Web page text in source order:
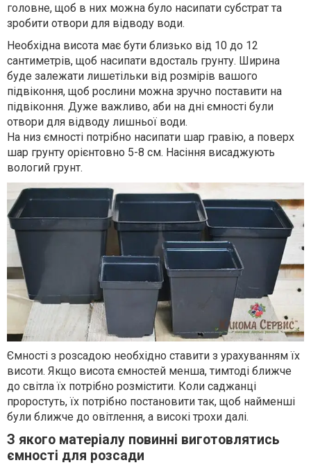
головне, щоб в них можна було насипати субстрат та
зробити отвори для відводу води.
Необхідна висота має бути близько від 10 до 12
сантиметрів, щоб насипати вдосталь грунту. Ширина
буде залежати лишетільки від розмірів вашого
підвіконня, щоб рослини можна зручно поставити на
підвіконня. Дуже важливо, аби на дні ємності були
отвори для відводу лишньої води.
На низ ємності потрібно насипати шар гравію, а поверх
шар грунту орієнтовно 5-8 см. Насіння висаджують
вологий грунт.
Ємності з розсадою необхідно ставити з урахуванням їх
висоти. Якщо висота ємностей менша, тимтоді ближче
до світла їх потрібно розмістити. Коли саджанці
проростуть, їх потрібно постановити так, щоб найменші
були ближче до овітлення, а високі трохи далі.
З якого матеріалу повинні виготовлятись
ємності для розсади